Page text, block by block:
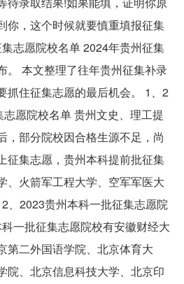
你，这个时候就要慎重填报征集
志愿院校名单 2024年贵州征集
。 本文整理了往年贵州征集补录
抓住征集志愿的最后机会。 1、2
愿院校名单 贵州文史、理工提
，部分院校因合格生源不足，尚
征集志愿，贵州本科提前批征集
、火箭军工程大学、空军军医大
、2023贵州本科一批征集志愿院
一批征集志愿院校有安徽财经大
第二外国语学院、北京体育大
院、北京信息科技大学、北京印